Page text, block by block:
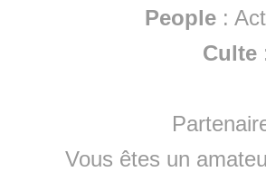
People :
Culte
Vous êtes un